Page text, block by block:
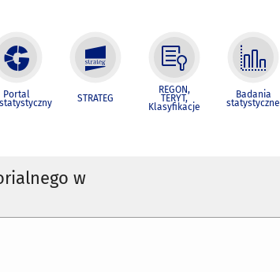
Portal STRATEG
REGON,
TERYT,
Klasyfikacje
Badania
statystyczne
w